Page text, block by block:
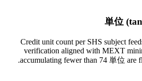
単位
Credit unit count per SHS subject
verification aligned with MEXT
accumulating fewer than 74 単位 are